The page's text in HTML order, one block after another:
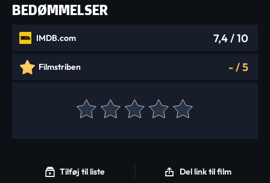
BEDØMMELSER
IMDB.com 7,4/ 10
Filmstriben -/5
Tilføj til liste Del link til film